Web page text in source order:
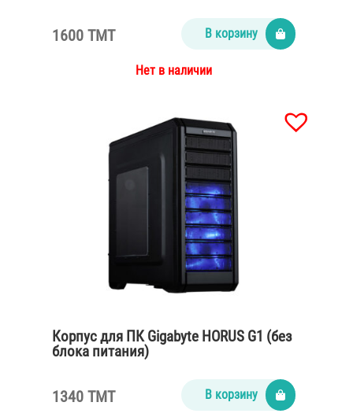
1600 TMT В корзину
Нет в наличии
Корпус для ПК Gigabyte HORUS G1 (без
блока питания)
1340 TMT В корзину